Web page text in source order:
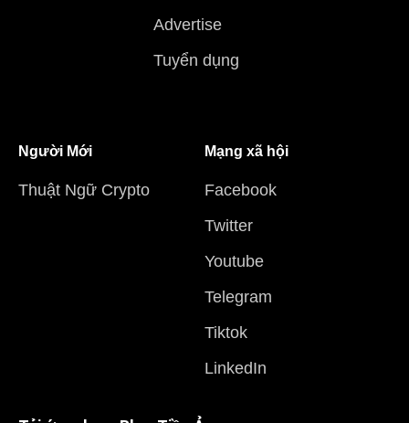
Advertise
Tuyển dụng
Người Mới
Thuật Ngữ Crypto
Mạng xã hội
Facebook
Twitter
Youtube
Telegram
Tiktok
LinkedIn